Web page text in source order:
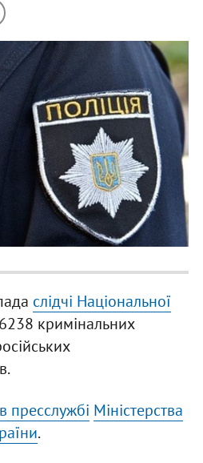
слідчі Національної
кримінальних
пресслужбі Міністерства
.